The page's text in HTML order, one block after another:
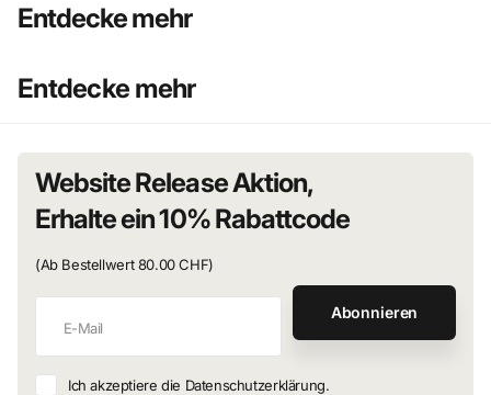
Entdecke mehr
Entdecke mehr
Website Release Aktion,
Erhalte ein 10% Rabattcode
(Ab Bestellwert 80.00 CHF)
Abonnieren
Ich akzeptiere die Datenschutzerklärung.